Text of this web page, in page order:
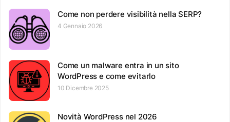
Come non perdere visibilità nella SERP?
4 Gennaio 2026
Come un malware entra in un sito
WordPress e come evitarlo
10 Dicembre 2025
Novità WordPress nel 2026